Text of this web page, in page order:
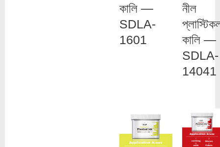
কালি —
SDLA-
1601
নীল
কালি —
SDLA-
14041